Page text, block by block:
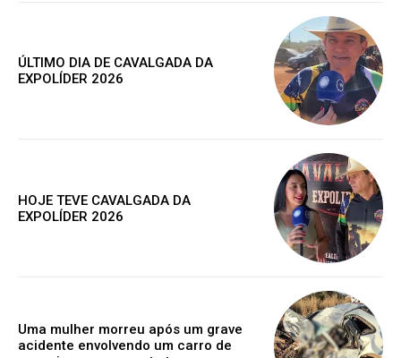
Assine nosso site e tenha acessos
exclusivo
Gratuitamente / para sempre
Nóticias exclusivas
ÚLTIMO DIA DE CAVALGADA DA
EXPOLÍDER 2026
HOJE TEVE CAVALGADA DA
EXPOLÍDER 2026
Uma mulher morreu após um grave
acidente envolvendo um carro de